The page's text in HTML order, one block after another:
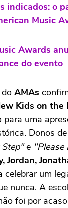
indicados: o
Music
Awards
do evento
AMAs
Kids on the
para uma
Donos
e "Please
Jordan,
celebrar um
nunca. A
foi por